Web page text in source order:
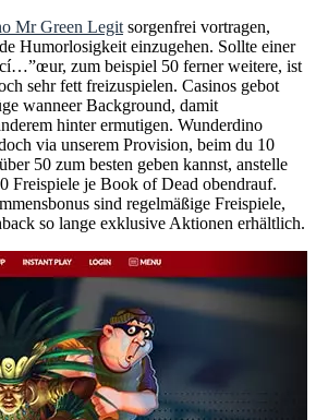
Mr Green Legit sorgenfrei vortragen,
Humorlosigkeit einzugehen. Sollte einer
zum beispiel 50 ferner weitere, ist
sehr fett freizuspielen. Casinos gebot
wanneer Background, damit
hinter ermutigen. Wunderdino
via unserem Provision, beim du 10
50 zum besten geben kannst, anstelle
Freispiele je Book of Dead obendrauf.
sind regelmäßige Freispiele,
so lange exklusive Aktionen erhältlich.